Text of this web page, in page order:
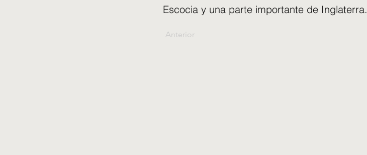
Escocia y una parte importante de Inglaterra.
Anterior